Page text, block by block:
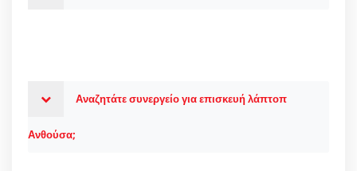
Αναζητάτε συνεργείο για επισκευή λάπτοπ
Ανθούσα;